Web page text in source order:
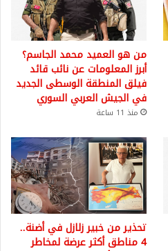
من هو العميد محمد الجاسم؟
أبرز المعلومات عن نائب قائد
فيلق المنطقة الوسطى الجديد
في الجيش العربي السوري
منذ 11 ساعة
تحذير من خبير زلازل في أضنة..
4 مناطق أكثر عرضة لمخاطر